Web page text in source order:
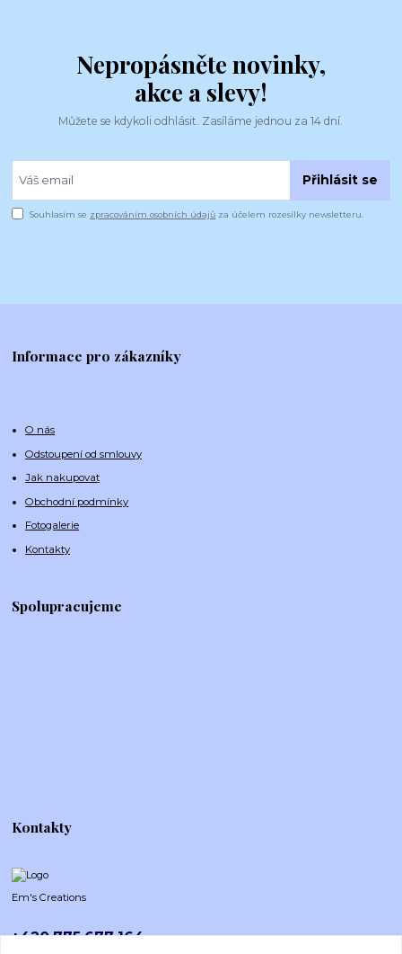
Nepropásněte novinky,
akce a slevy!
Můžete se kdykoli odhlásit. Zasíláme jednou za 14 dní.
Přihlásit se
Souhlasím se zpracováním osobních údajů za účelem rozesílky newsletteru.
Informace pro zákazníky
O nás
Odstoupení od smlouvy
Jak nakupovat
Obchodní podmínky
Fotogalerie
Kontakty
Spolupracujeme
Kontakty
Em's Creations
+420 775 677 164